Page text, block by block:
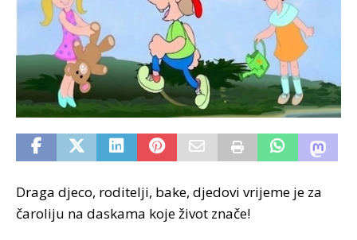
Draga djeco, roditelji, bake, djedovi vrijeme je za
čaroliju na daskama koje život znače!